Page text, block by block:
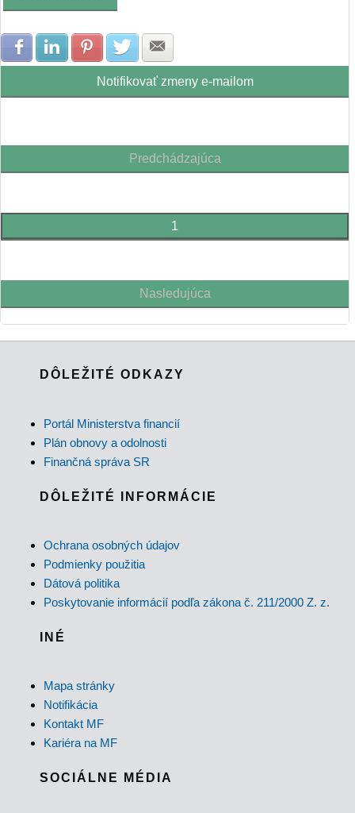
Zdielať na Facebook
Zdielať na LinkedIn
Zdielať na Pinterest
Zdielať na Twitter
Notifikovať zmeny e-mailom
Predchádzajúca
1
Nasledujúca
DÔLEŽITÉ ODKAZY
Portál Ministerstva financií
Plán obnovy a odolnosti
Finančná správa SR
DÔLEŽITÉ INFORMÁCIE
Ochrana osobných údajov
Podmienky použitia
Dátová politika
Poskytovanie informácií podľa zákona č. 211/2000 Z. z.
INÉ
Mapa stránky
Notifikácia
Kontakt MF
Kariéra na MF
SOCIÁLNE MÉDIA